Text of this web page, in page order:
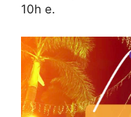
10h e.